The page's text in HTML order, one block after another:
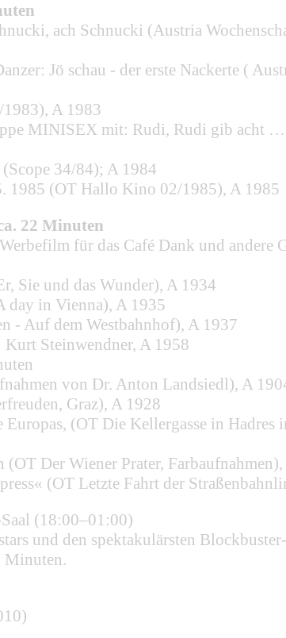
ach Schnucki (Austria
Jö schau - der erste Nackerte (
A 1983
MINISEX mit: Rudi, Rudi gib acht
34/84); A 1984
1985 (OT Hallo Kino 02/1985), A 1985
22 Minuten
für das Café Dank und andere
Sie und das Wunder), A 1934
day in Vienna), A 1935
- Auf dem Westbahnhof), A 1937
Steinwendner, A 1958
von Dr. Anton Landsiedl), A
Graz), A 1928
Europas, (OT Die Kellergasse in Hadres
(OT Der Wiener Prater,
(OT Letzte Fahrt der
(18:00–01:00)
und den spektakulärsten
Minuten.